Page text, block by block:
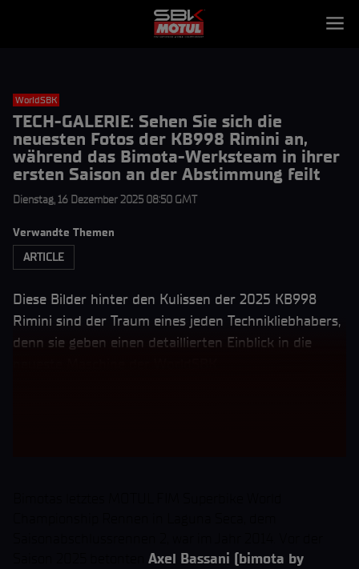
WorldSBK
TECH-GALERIE: Sehen Sie sich die
neuesten Fotos der KB998 Rimini an,
während das Bimota-Werksteam in ihrer
ersten Saison an der Abstimmung feilt
Dienstag, 16 Dezember 2025 08:50 GMT
Verwandte Themen
ARTICLE
Diese Bilder hinter den Kulissen der 2025 KB998
Rimini sind der Traum eines jeden Technikliebhabers,
denn sie geben einen detaillierten Einblick in die
Axel Bassani (bimota by